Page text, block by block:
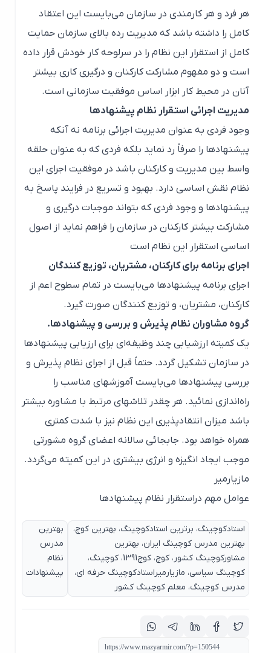
هر فرد و هر کارمندی در سازمان می‌بایست این اعتقاد
کامل را داشته باشد که مدیریت رده بالای سازمان حمایت
کامل از استقرار این نظام را در سرلوحه کار خودش قرار داده
است و دو مفهوم مشارکت کارکنان و درگیری کاری بیشتر
آنان در محیط کار ابزار اساس موفقیت سازمانی است.
مدیریت اجرائی استقرار نظام پیشنهادها
وجود فردی به عنوان مدیریت اجرائی برنامه نه آنکه
پیشنهادها را صرفاً رد نماید بلکه فردی که به عنوان حلقه
واسط بین مدیریت و کارکنان باشد در موفقیت اجرای این
نظام نقش اساسی دارد. بهبود و تسریع در فرایند پاسخ به
پیشنهادها و وجود فردی که بتواند موجبات درگیری و
مشارکت بیشتر کارکنان در سازمان را فراهم نماید از اصول
اساسی استقرار این نظام است
اجرای برنامه برای کارکنان، مشتریان، توزیع کنندگان
اجرای برنامه پیشنهادها می‌بایست در تمام سطوح اعم از
کارکنان، مشتریان، و توزیع کنندگان صورت گیرد.
گروه مشاوران نظام پذیرش و بررسی و پیشنهادها.
یک کمیته ارزشیابی چند وظیفه‌ای برای ارزیابی پیشنهادها
در سازمان تشکیل گردد. حتماً قبل از اجرای نظام پذیرش و
بررسی پیشنهادها می‌بایست آموزشهای مناسب را
راه‌اندازی نمائید. هر چقدر تلاشهای مرتبط با مشاوره بیشتر
باشد میزان انتقادپذیری این نظام نیز با شدت کمتری
همراه خواهد بود. جابجائی سالانه اعضای گروه مشورتی
موجب ایجاد انگیزه و انرژی بیشتری در این کمیته می‌گردد.
مازیارمیر
عوامل مهم دراستقرار نظام پیشنهادها
استادکوچینگ، برترین استادکوچینگ، بهترین کوچ،
بهترین مدرس کوچینگ ایران، بهترین
مشاورکوچینگ کشور، کوچ، کوچ1391، کوچینگ،
کوچینگ سیاسی، مازیارمیراستادکوچینگ حرفه ای،
مدرس کوچینگ، معلم کوچینگ کشور
بهترین
مدرس
پیشنهادات